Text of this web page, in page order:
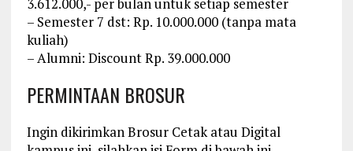
– Semester 7 dst: Rp. 10.000.000 (tanpa mata
kuliah)
– Alumni: Discount Rp. 39.000.000
PERMINTAAN BROSUR
Ingin dikirimkan Brosur Cetak atau Digital